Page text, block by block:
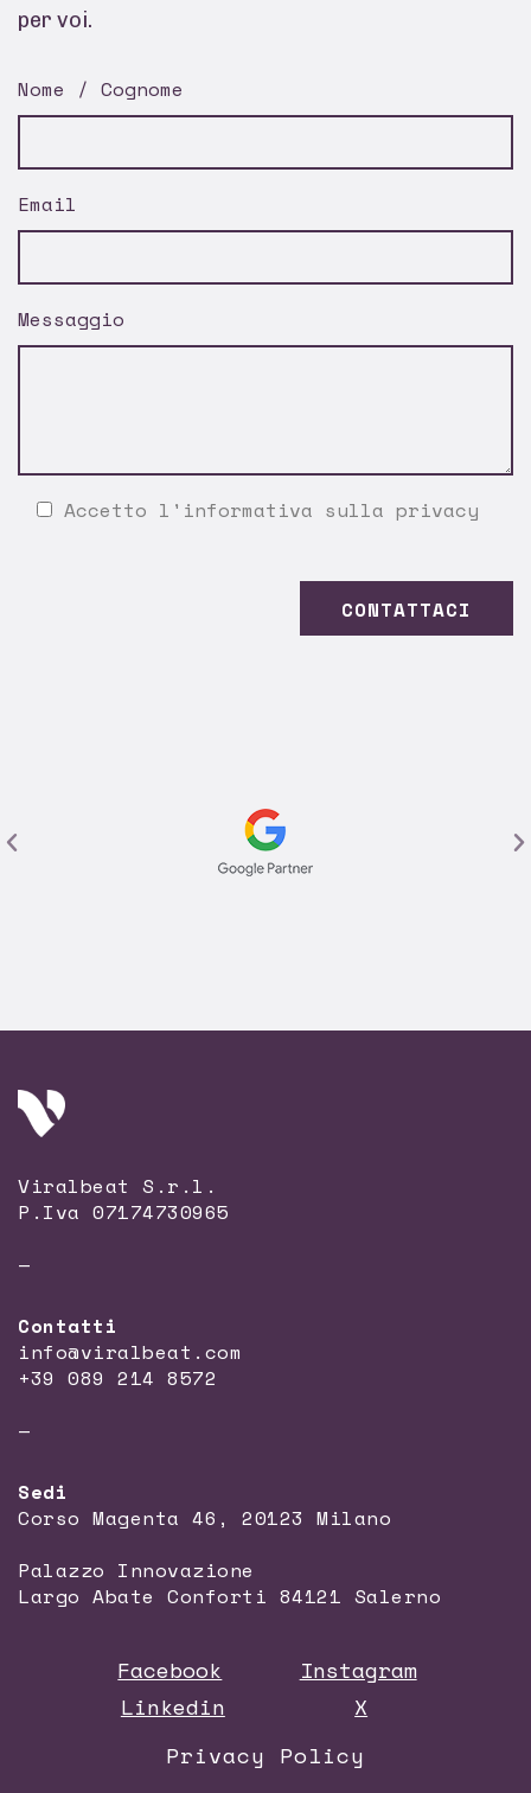
per voi.
Nome / Cognome
Email
Messaggio
Accetto l' informativa sulla privacy
Viralbeat S.r.l.
P.Iva 07174730965
—
Contatti
info@viralbeat.com
+39 089 214 8572
—
Sedi
Corso Magenta 46, 20123 Milano
Palazzo Innovazione
Largo Abate Conforti 84121 Salerno
Facebook
Instagram
Linkedin
X
Privacy Policy